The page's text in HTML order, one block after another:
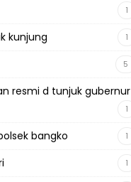
1
kunjung 1
5
resmi d tunjuk gubernur
1
bangko 1
1